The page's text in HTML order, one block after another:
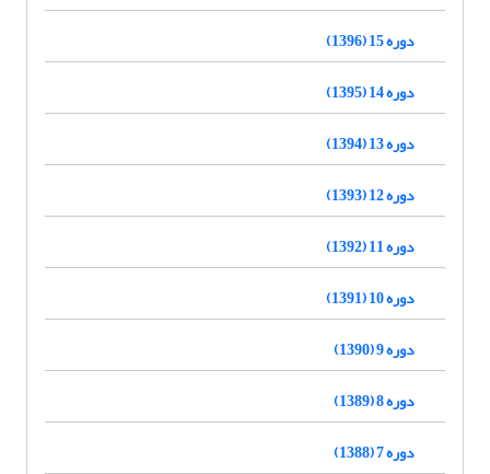
دوره 15 (1396)
دوره 14 (1395)
دوره 13 (1394)
دوره 12 (1393)
دوره 11 (1392)
دوره 10 (1391)
دوره 9 (1390)
دوره 8 (1389)
دوره 7 (1388)